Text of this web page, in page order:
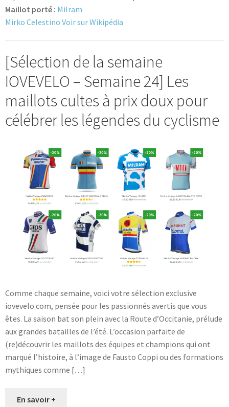
Blog
Maillot porté : Milram
Mirko Celestino Voir sur Wikipédia
[Sélection de la semaine
IOVEVELO – Semaine 24] Les
maillots cultes à prix doux pour
célébrer les légendes du cyclisme
Comme chaque semaine, voici votre sélection exclusive
iovevelo.com, pensée pour les passionnés avertis que vous
êtes. La saison bat son plein avec la Route d’Occitanie, prélude
aux grandes batailles de l’été. L’occasion parfaite de
(re)découvrir les maillots des équipes et champions qui ont
marqué l’histoire, à l’image de Fausto Coppi ou des formations
mythiques comme […]
En savoir +